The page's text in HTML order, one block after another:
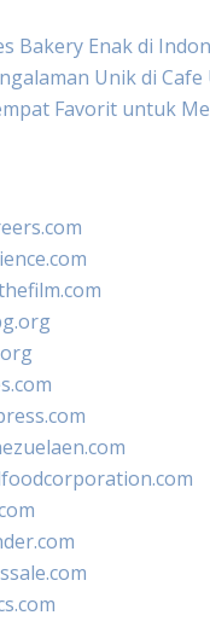
Bakery Enak di
Unik di
Favorit untuk